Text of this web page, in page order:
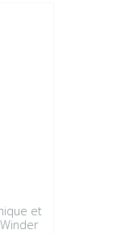
et